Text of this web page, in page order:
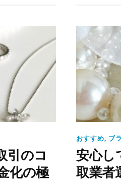
引のコ
化の極
おすすめ, ブ
安心し
取業者